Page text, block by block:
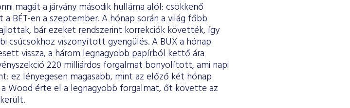
magát a járvány második hulláma alól: csökkenő
BÉT-en a szeptember. A hónap során a világ főbb
bár ezeket rendszerint korrekciók követték, így
csúcsokhoz viszonyított gyengülés. A BUX a hónap
vissza, a három legnagyobb papírból kettő ára
220 milliárdos forgalmat bonyolított, ami napi
ez lényegesen magasabb, mint az előző két hónap
Wood érte el a legnagyobb forgalmat, őt követte az